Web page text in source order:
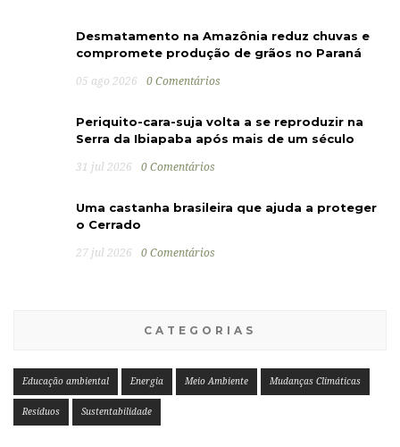
Desmatamento na Amazônia reduz chuvas e
compromete produção de grãos no Paraná
05 ago 2026 0 Comentários
Periquito-cara-suja volta a se reproduzir na
Serra da Ibiapaba após mais de um século
31 jul 2026 0 Comentários
Uma castanha brasileira que ajuda a proteger
o Cerrado
27 jul 2026 0 Comentários
CATEGORIAS
Educação ambiental Energia Meio Ambiente Mudanças Climáticas
Resíduos Sustentabilidade